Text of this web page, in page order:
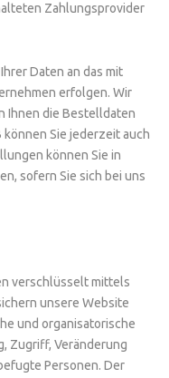
Zahlungsprovider
Daten an das mit
erfolgen. Wir
Ihnen die Bestelldaten
können Sie jederzeit auch
können Sie in
sofern Sie sich bei uns
verschlüsselt mittels
unsere Website
und organisatorische
Zugriff, Veränderung
Personen. Der